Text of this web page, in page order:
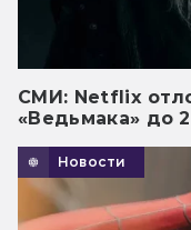
СМИ: Netflix
«Ведьмака» до
Новости